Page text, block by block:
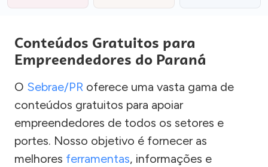
Conteúdos Gratuitos para
Empreendedores do Paraná
O Sebrae/PR oferece uma vasta gama de
conteúdos gratuitos para apoiar
empreendedores de todos os setores e
portes. Nosso objetivo é fornecer as
melhores ferramentas, informações e